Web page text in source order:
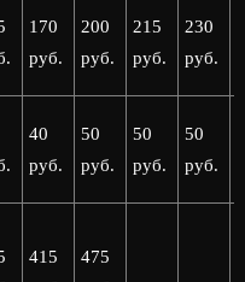
170
руб.
200
руб.
215
руб.
230
руб.
40
руб.
50
руб.
50
руб.
50
руб.
415
475